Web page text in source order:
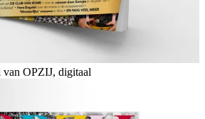
van OPZIJ, digitaal